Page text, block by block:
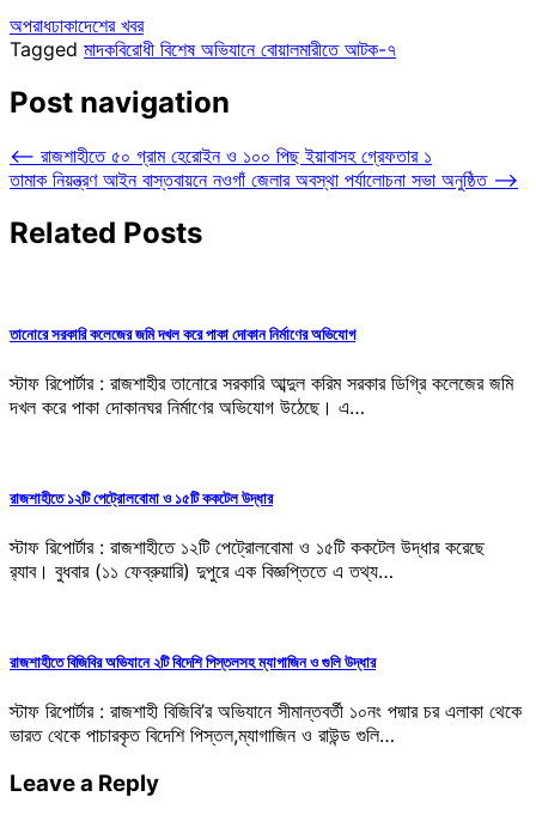
অপরাধঢাকাদেশের খবর
Tagged মাদকবিরোধী বিশেষ অভিযানে বোয়ালমারীতে আটক-৭
Post navigation
⟵ রাজশাহীতে ৫০ গ্রাম হেরোইন ও ১০০ পিছ ইয়াবাসহ গ্রেফতার ১
তামাক নিয়ন্ত্রণ আইন বাস্তবায়নে নওগাঁ জেলার অবস্থা পর্যালোচনা সভা অনুষ্ঠিত ⟶
Related Posts
তানোরে সরকারি কলেজের জমি দখল করে পাকা দোকান নির্মাণের অভিযোগ
স্টাফ রিপোর্টার : রাজশাহীর তানোরে সরকারি আব্দুল করিম সরকার ডিগ্রি কলেজের জমি
দখল করে পাকা দোকানঘর নির্মাণের অভিযোগ উঠেছে। এ…
রাজশাহীতে ১২টি পেট্রোলবোমা ও ১৫টি ককটেল উদ্ধার
স্টাফ রিপোর্টার : রাজশাহীতে ১২টি পেট্রোলবোমা ও ১৫টি ককটেল উদ্ধার করেছে
র‌্যাব। বুধবার (১১ ফেব্রুয়ারি) দুপুরে এক বিজ্ঞপ্তিতে এ তথ্য…
রাজশাহীতে বিজিবির অভিযানে ২টি বিদেশি পিস্তলসহ ম্যাগাজিন ও গুলি উদ্ধার
স্টাফ রিপোর্টার : রাজশাহী বিজিবি’র অভিযানে সীমান্তবর্তী ১০নং পদ্মার চর এলাকা থেকে
ভারত থেকে পাচারকৃত বিদেশি পিস্তল,ম্যাগাজিন ও রাউন্ড গুলি…
Leave a Reply